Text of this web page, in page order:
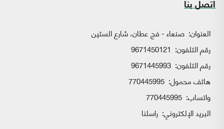
اتصل بنا
العنوان: صنعاء - فج عطان، شارع الستين
رقم التلفون: 9671450121
رقم التلفون: 9671445993
هاتف محمول: 770445995
واتساب:
البريد الإلكتروني: راسلنا